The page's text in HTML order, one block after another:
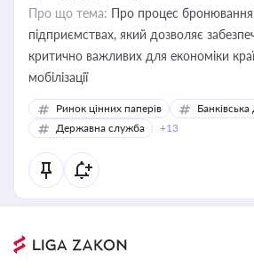
Про що тема: Про процес бронювання
підприємствах, який дозволяє
критично важливих для економіки
мобілізації
Ринок цінних паперів
Банківська
Державна служба
+13